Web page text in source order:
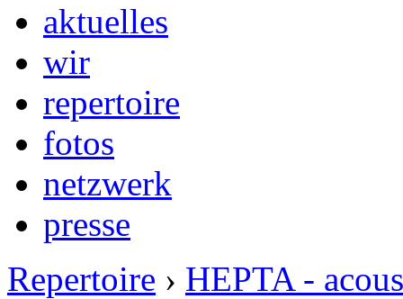
aktuelles
wir
repertoire
fotos
netzwerk
presse
Repertoire › HEPTA -